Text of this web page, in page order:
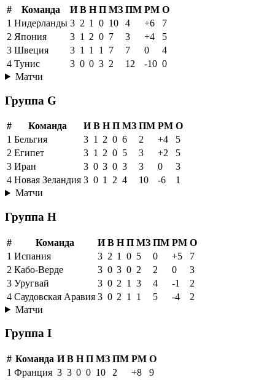
# Команда И В Н П МЗ ПМ РМ О
1 Нидерланды 3 2 1 0 10 4 +6
7
2 Япония 3 1 2 0 7 3 +4
5
3 Швеция 3 1 1 1 7 7 0
4
4 Тунис 3 0 0 3 2 12 -10 0
Матчи
Группа G
# Команда И В Н П МЗ ПМ РМ О
1 Бельгия 3 1 2 0 6 2 +4
5
2 Египет 3 1 2 0 5 3 +2
5
3 Иран 3 0 3 0 3 3 0
3
4 Новая Зеландия 3 0 1 2 4 10 -6
1
Матчи
Группа H
# Команда И В Н П МЗ ПМ РМ О
1 Испания 3 2 1 0 5 0 +5
7
2 Кабо-Верде 3 0 3 0 2 2 0
3
3 Уругвай 3 0 2 1 3 4 -1
2
4 Саудовская Аравия 3 0 2 1 1 5 -4
2
Матчи
Группа I
# Команда И В Н П МЗ ПМ РМ О
1 Франция 3 3 0 0 10 2 +8
9